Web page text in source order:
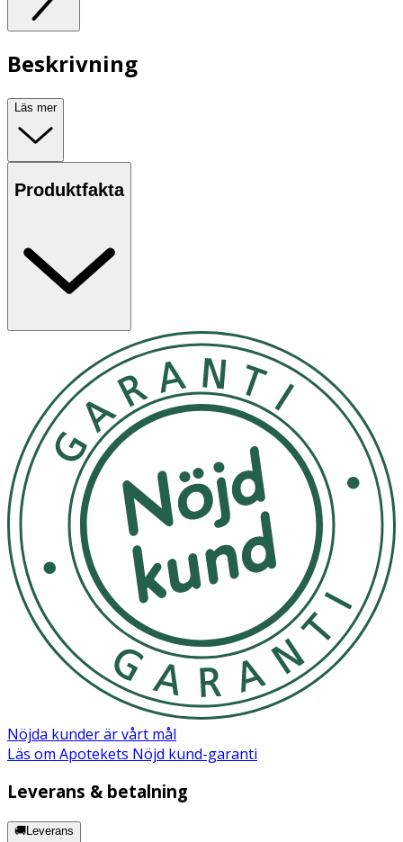
Beskrivning
Läs mer
Produktfakta
Nöjda kunder är vårt mål
Läs om Apotekets Nöjd kund-garanti
Leverans & betalning
🚚Leverans